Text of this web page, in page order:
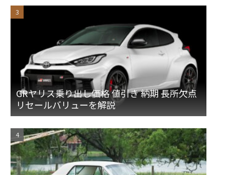
GRヤリス乗り出し価格 値引き 納期 長所欠点
リセールバリューを解説